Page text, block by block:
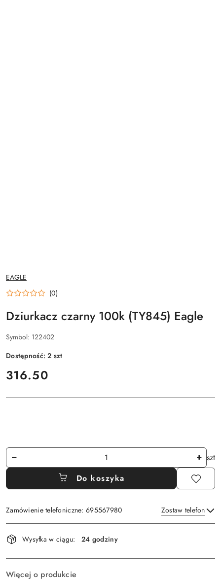
NAZWA
PRODUCENTA:
EAGLE
(0)
Dziurkacz czarny 100k (TY845) Eagle
Symbol: 122402
Dostępność:2 szt
cena:
316.50
Ilość
szt
Do koszyka
Zamówienie telefoniczne: 695567980 Zostaw telefon
Dostępność
i
dostawa
Wysyłka w ciągu: 24 godziny
Więcej o produkcie